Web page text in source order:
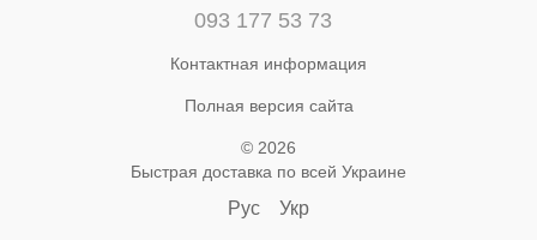
093 177 53 73
Контактная информация
Полная версия сайта
© 2026
Быстрая доставка по всей Украине
Рус Укр